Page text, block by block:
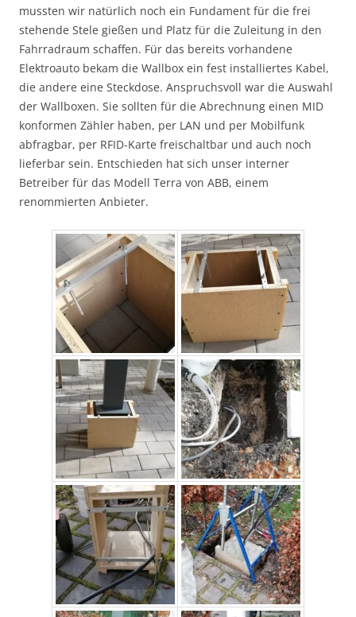
mussten wir natürlich noch ein Fundament für die frei
stehende Stele gießen und Platz für die Zuleitung in den
Fahrradraum schaffen. Für das bereits vorhandene
Elektroauto bekam die Wallbox ein fest installiertes Kabel,
die andere eine Steckdose. Anspruchsvoll war die Auswahl
der Wallboxen. Sie sollten für die Abrechnung einen MID
konformen Zähler haben, per LAN und per Mobilfunk
abfragbar, per RFID-Karte freischaltbar und auch noch
lieferbar sein. Entschieden hat sich unser interner
Betreiber für das Modell Terra von ABB, einem
renommierten Anbieter.